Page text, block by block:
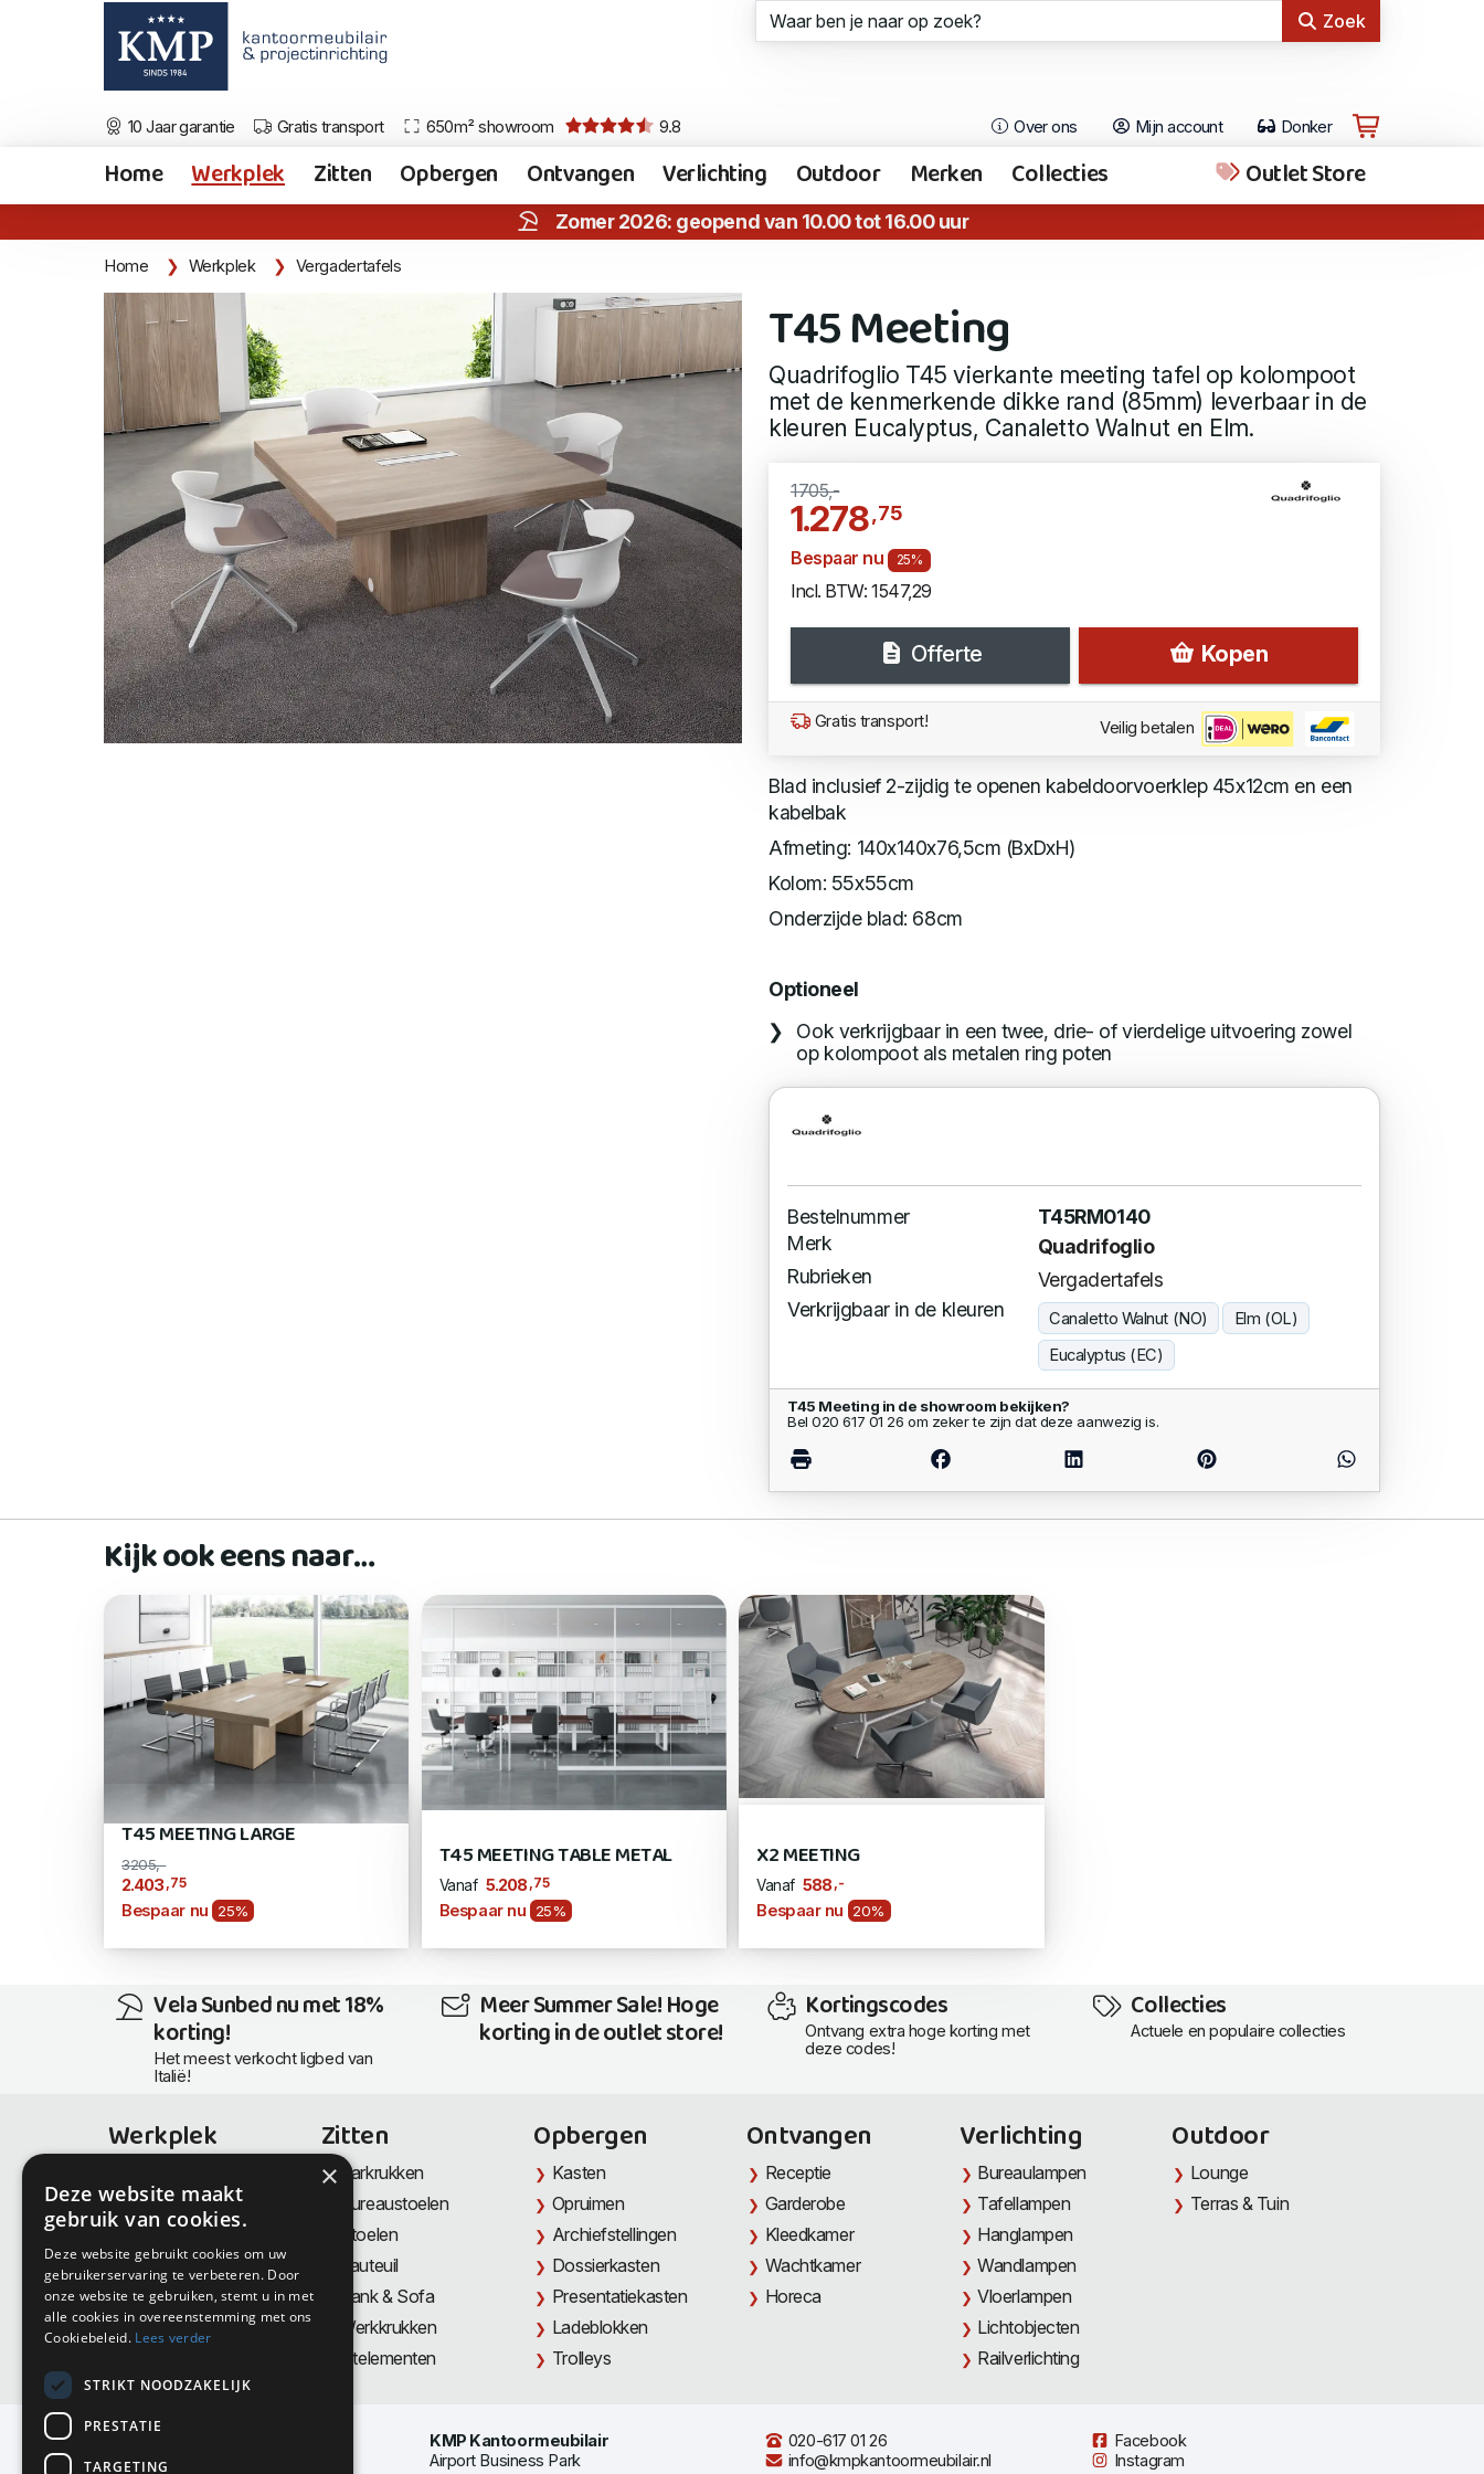
Zoek
10 Jaar garantie Gratis transport 650m² showroom 9.8 Over ons Mijn account Donker
Home Werkplek Zitten Opbergen Ontvangen Verlichting Outdoor Merken Collecties Outlet Store
Zomer 2026: geopend van 10.00 tot 16.00 uur
Home Werkplek Vergadertafels
T45 Meeting
Quadrifoglio T45 vierkante meeting tafel op kolompoot
met de kenmerkende dikke rand (85mm) leverbaar in de
kleuren Eucalyptus, Canaletto Walnut en Elm.
1705,-
1.278,75
Bespaar nu 25%
Incl. BTW: 1547,29
Offerte Kopen
Gratis transport! Veilig betalen
Blad inclusief 2-zijdig te openen kabeldoorvoerklep 45x12cm en een
kabelbak
Afmeting: 140x140x76,5cm (BxDxH)
Kolom: 55x55cm
Onderzijde blad: 68cm
Optioneel
Ook verkrijgbaar in een twee, drie- of vierdelige uitvoering zowel
op kolompoot als metalen ring poten
Bestelnummer
T45RM0140
Merk
Quadrifoglio
Rubrieken
Vergadertafels
Verkrijgbaar in de kleuren
Canaletto Walnut (NO)
Elm (OL)
Eucalyptus (EC)
T45 Meeting in de showroom bekijken?
Bel 020 617 01 26 om zeker te zijn dat deze aanwezig is.
Kijk ook eens naar…
T45 MEETING LARGE
3205,-
2.403,75
Bespaar nu 25%
T45 MEETING TABLE METAL
Vanaf 5.208 ,75
Bespaar nu 25%
X2 MEETING
Vanaf 588,-
Bespaar nu 20%
Vela Sunbed nu met 18%
korting!
Het meest verkocht ligbed van
Italië!
Meer Summer Sale! Hoge
korting in de outlet store!
Kortingscodes
Ontvang extra hoge korting met
deze codes!
Collecties
Actuele en populaire collecties
Werkplek
Thuiswerkplek
Zit-Sta bureaus
Directiemeubilair
Akoestiek & Privacy
Tafels
Zitten
Barkrukken
Bureaustoelen
Stoelen
Fauteuil
Bank & Sofa
Werkkrukken
Zitelementen
Opbergen
Kasten
Opruimen
Archiefstellingen
Dossierkasten
Presentatiekasten
Ladeblokken
Trolleys
Ontvangen
Receptie
Garderobe
Kleedkamer
Wachtkamer
Horeca
Verlichting
Bureaulampen
Tafellampen
Hanglampen
Wandlampen
Vloerlampen
Lichtobjecten
Railverlichting
Outdoor
Lounge
Terras & Tuin
KMP Kantoormeubilair
Airport Business Park
020-617 01 26
info@kmpkantoormeubilair.nl
Facebook
Instagram
×
Deze website maakt
gebruik van cookies.
Deze website gebruikt cookies om uw
gebruikerservaring te verbeteren. Door
onze website te gebruiken, stemt u in met
alle cookies in overeenstemming met ons
Cookiebeleid. Lees verder
STRIKT NOODZAKELIJK
PRESTATIE
TARGETING